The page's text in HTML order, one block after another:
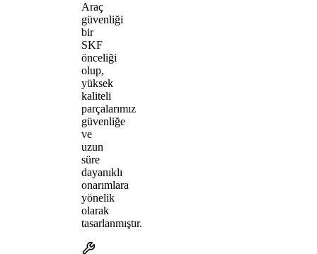
Araç
güvenliği
bir
SKF
önceliği
olup,
yüksek
kaliteli
parçalarımız
güvenliğe
ve
uzun
süre
dayanıklı
onarımlara
yönelik
olarak
tasarlanmıştır.